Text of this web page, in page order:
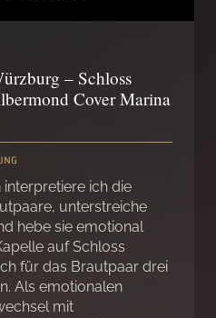
– Schloss
Cover Marina
ich die
unterstreiche
hebe sie emotional
auf Schloss
für das Brautpaar drei
Als emotionalen
mit